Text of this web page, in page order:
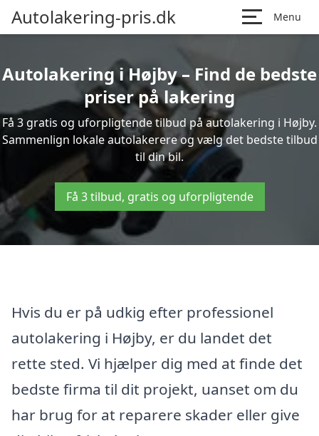
Autolakering-pris.dk Menu
Autolakering i Højby – Find de bedste
priser på lakering
Få 3 gratis og uforpligtende tilbud på autolakering i Højby.
Sammenlign lokale autolakerere og vælg det bedste tilbud
til din bil.
Få 3 tilbud, gratis og uforpligtende
Hvis du er på udkig efter professionel
autolakering i Højby, er du landet det
rette sted. Vi hjælper dig med at finde det
bedste firma til dit projekt, uanset om du
har brug for at reparere skader eller give